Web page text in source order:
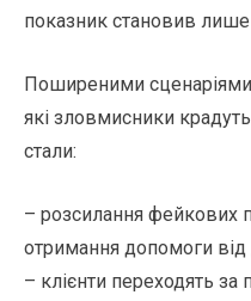
показник становив лише
Поширеними сценаріями
які зловмисники
стали:
– розсилання фейкових
отримання допомоги
– клієнти переходять